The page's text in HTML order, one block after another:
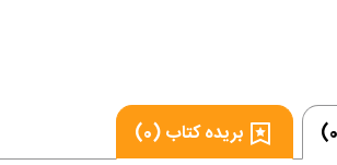
بریده کتاب (0)